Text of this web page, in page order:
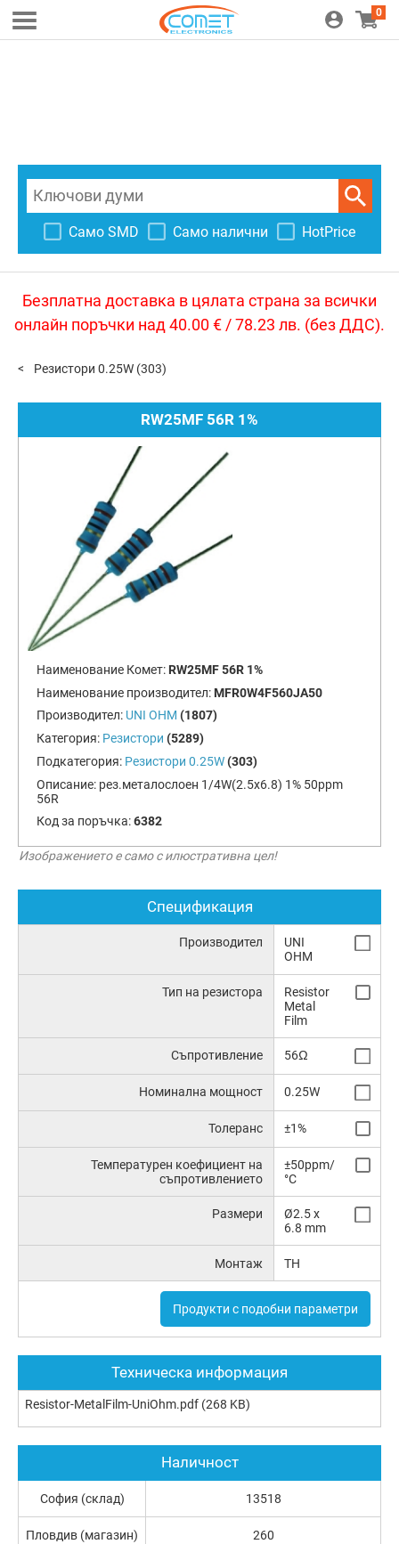
0
Само SMD Само налични HotPrice
Безплатна доставка в цялата страна за всички
онлайн поръчки над 40.00 € / 78.23 лв. (без ДДС).
Резистори 0.25W (303)
RW25MF 56R 1%
Наименование Комет: RW25MF 56R 1%
Наименование производител: MFR0W4F560JA50
Производител: UNI OHM (1807)
Категория: Резистори (5289)
Подкатегория: Резистори 0.25W (303)
Описание: рез.металослоен 1/4W(2.5x6.8) 1% 50ppm
56R
Код за поръчка:6382
Изображението е само с илюстративна цел!
Спецификация
Производител
UNI
OHM
Тип на резистора
Resistor
Metal
Film
Съпротивление 56Ω
Номинална мощност 0.25W
Толеранс ±1%
Температурен коефициент на
съпротивлението
±50ppm/
°C
Размери
Ø2.5 x
6.8 mm
Монтаж TH
Продукти с подобни параметри
Техническа информация
Resistor-MetalFilm-UniOhm.pdf (268 KB)
Наличност
София (склад) 13518
Пловдив (магазин) 260